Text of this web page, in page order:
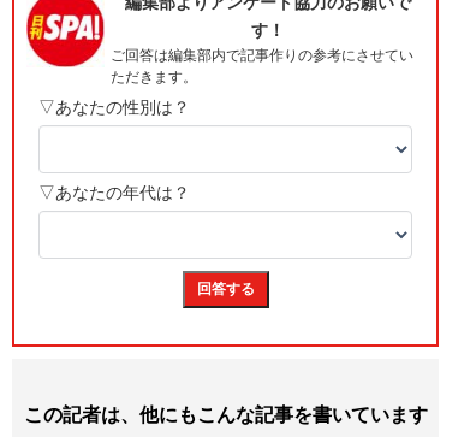
この記者は、他にもこんな記事を書いています